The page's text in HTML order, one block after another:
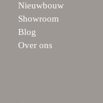
Nieuwbouw
Showroom
Blog
Over ons